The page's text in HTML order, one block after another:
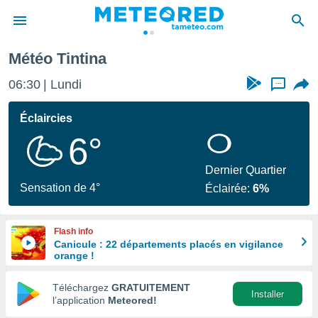
de
Météo Tintina
06:30 Lundi ...
Éclaircies
6°
Sensation de 4°
Dernier Quartier
Éclairée:6%
Flash info
Canicule : 22 départements placés en vigilance
orange !
Téléchargez GRATUITEMENT
l’application Meteored!
Installer